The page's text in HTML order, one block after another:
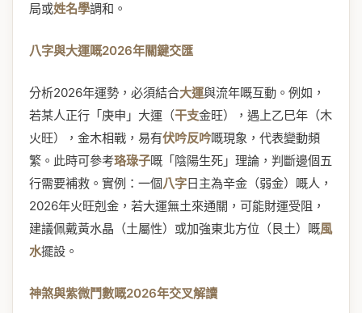
局或姓名學調和。
八字與大運嘅2026年關鍵交匯
分析2026年運勢，必須結合大運與流年嘅互動。例如，
若某人正行「庚申」大運（干支金旺），遇上乙巳年（木
火旺），金木相戰，易有伏吟反吟嘅現象，代表變動頻
繁。此時可參考珞琭子嘅「陰陽生死」理論，判斷邊個五
行需要補救。實例：一個八字日主為辛金（弱金）嘅人，
2026年火旺剋金，若大運無土來通關，可能財運受阻，
建議佩戴黃水晶（土屬性）或加強東北方位（艮土）嘅風
水擺設。
神煞與紫微鬥數嘅2026年交叉解讀